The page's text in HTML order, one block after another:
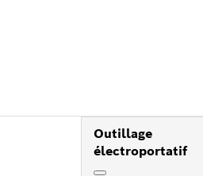
Outillage
électroportatif